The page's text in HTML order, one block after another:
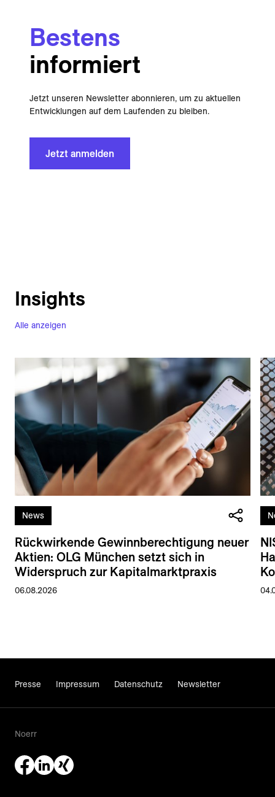
Bestens
informiert
Jetzt unseren Newsletter abonnieren, um zu aktuellen
Entwicklungen auf dem Laufenden zu bleiben.
Jetzt anmelden
Alle anzeigen
Insights
News
Rückwirkende Gewinnberechtigung neuer
Aktien: OLG München setzt sich in
Widerspruch zur Kapitalmarktpraxis
06.08.2026
Presse Impressum Datenschutz Newsletter
Noerr